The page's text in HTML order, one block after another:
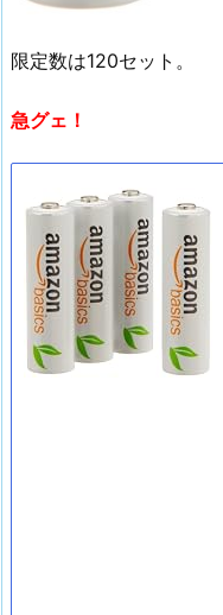
限定数は120セット。
急グェ！